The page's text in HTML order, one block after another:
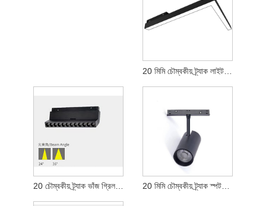
20 মিমি চৌম্বকীয় ট্র্যাক লাইট প্লাবনলাইট
20 চৌম্বকীয় ট্র্যাক ভাঁজ গ্রিল আলো 20 মিমি চৌম্বকীয় ট্র্যাক স্পটলাইট